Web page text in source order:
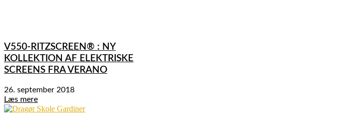
V550-RITZSCREEN® : NY
KOLLEKTION AF ELEKTRISKE
SCREENS FRA VERANO
26. september 2018
Læs mere